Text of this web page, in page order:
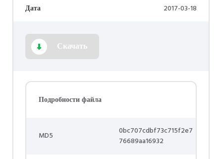
Дата 2017-03-18
Скачать
Подробности файла
MD5
0bc707cdbf73c715f2e7
76689aa16932